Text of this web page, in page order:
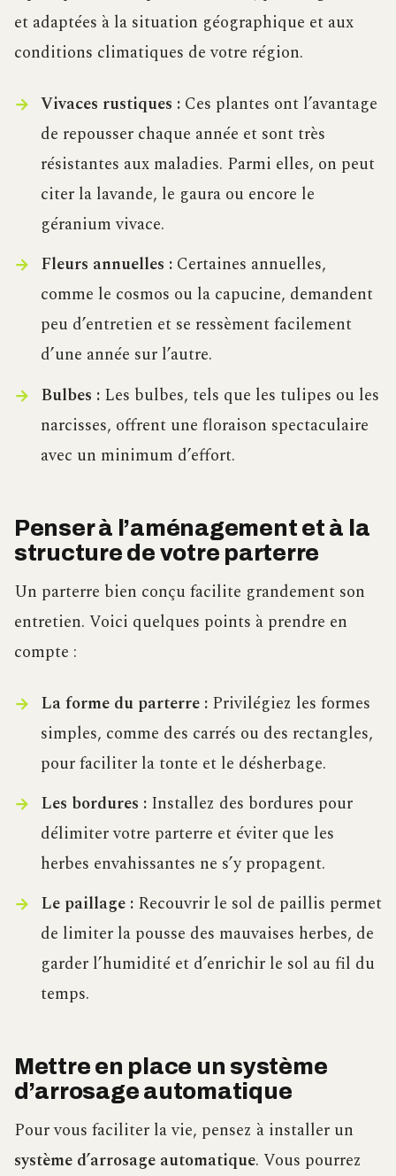
et adaptées à la situation géographique et aux
conditions climatiques de votre région.
Vivaces rustiques :Ces plantes ont l’avantage
de repousser chaque année et sont très
résistantes aux maladies. Parmi elles, on peut
citer la lavande, le gaura ou encore le
géranium vivace.
Fleurs annuelles :Certaines annuelles,
comme le cosmos ou la capucine, demandent
peu d’entretien et se ressèment facilement
d’une année sur l’autre.
Bulbes :Les bulbes, tels que les tulipes ou les
narcisses, offrent une floraison spectaculaire
avec un minimum d’effort.
Penser à l’aménagement et à la
structure de votre parterre
Un parterre bien conçu facilite grandement son
entretien. Voici quelques points à prendre en
compte :
La forme du parterre :Privilégiez les formes
simples, comme des carrés ou des rectangles,
pour faciliter la tonte et le désherbage.
Les bordures :Installez des bordures pour
délimiter votre parterre et éviter que les
herbes envahissantes ne s’y propagent.
Le paillage :Recouvrir le sol de paillis permet
de limiter la pousse des mauvaises herbes, de
garder l’humidité et d’enrichir le sol au fil du
temps.
Mettre en place un système
d’arrosage automatique
Pour vous faciliter la vie, pensez à installer un
système d’arrosage automatique. Vous pourrez